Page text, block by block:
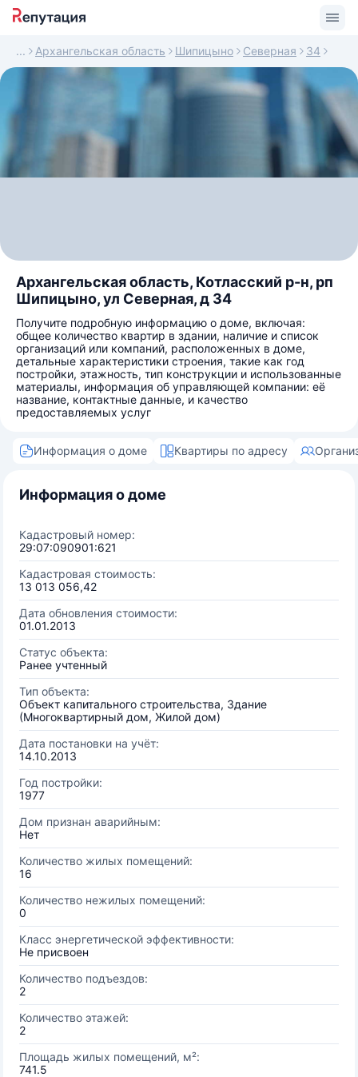
Архангельская область Шипицыно Северная 34
Архангельская область, Котласский р-н, рп
Шипицыно, ул Северная, д 34
Получите подробную информацию о доме, включая:
общее количество квартир в здании, наличие и список
организаций или компаний, расположенных в доме,
детальные характеристики строения, такие как год
постройки, этажность, тип конструкции и использованные
материалы, информация об управляющей компании: её
название, контактные данные, и качество
предоставляемых услуг
Информация о доме Квартиры по адресу
Информация о доме
Кадастровый номер:
29:07:090901:621
Кадастровая стоимость:
13 013 056,42
Дата обновления стоимости:
01.01.2013
Статус объекта:
Ранее учтенный
Тип объекта:
Объект капитального строительства, Здание
(Многоквартирный дом, Жилой дом)
Дата постановки на учёт:
14.10.2013
Год постройки:
1977
Дом признан аварийным:
Нет
Количество жилых помещений:
16
Количество нежилых помещений:
0
Класс энергетической эффективности:
Не присвоен
Количество подъездов:
2
Количество этажей:
2
Площадь жилых помещений, м²:
741.5